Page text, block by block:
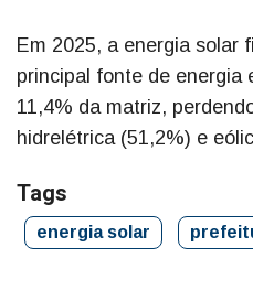
Em 2025, a energia solar
principal fonte de energia
11,4% da matriz,
hidrelétrica (51,2%) e
Tags
energia solar